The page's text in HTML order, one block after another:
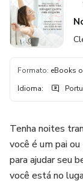
Formato: eBooks
Idioma:
Tenha noites
você é um pai
para ajudar seu
você está no